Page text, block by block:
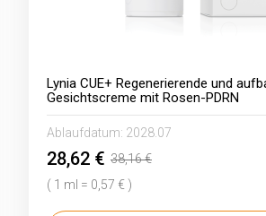
Lynia CUE+ Regenerierende und
Gesichtscreme mit Rosen-PDRN
Ablaufdatum: 2028.07
28,62 € 38,16 €
( 1 ml = 0,57 € )